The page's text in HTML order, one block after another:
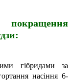
гібридами за
насіння 6-